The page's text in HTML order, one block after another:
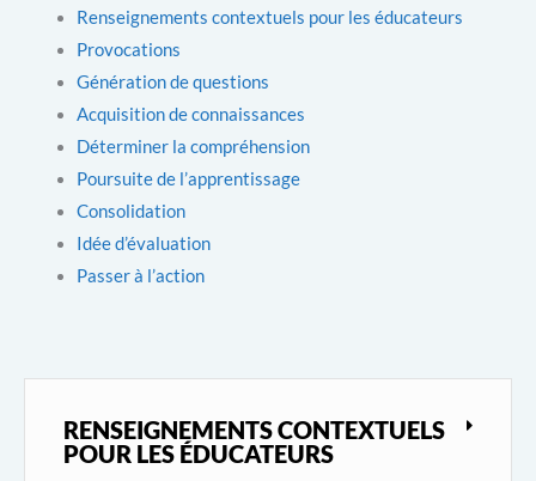
Renseignements contextuels pour les éducateurs
Provocations
Génération de questions
Acquisition de connaissances
Déterminer la compréhension
Poursuite de l’apprentissage
Consolidation
Idée d’évaluation
Passer à l’action
RENSEIGNEMENTS CONTEXTUELS
POUR LES ÉDUCATEURS